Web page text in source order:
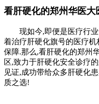
看肝硬化的郑州华医大
现如今,即便是医疗行业
着治疗肝硬化旗号的医疗
保障.那么,看肝硬化的郑州
区,致力于肝硬化安全诊疗
见证,成功带给众多肝硬化
质之选!